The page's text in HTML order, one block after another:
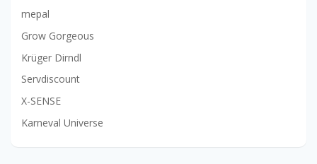
mepal
Grow Gorgeous
Krüger Dirndl
Servdiscount
X-SENSE
Karneval Universe